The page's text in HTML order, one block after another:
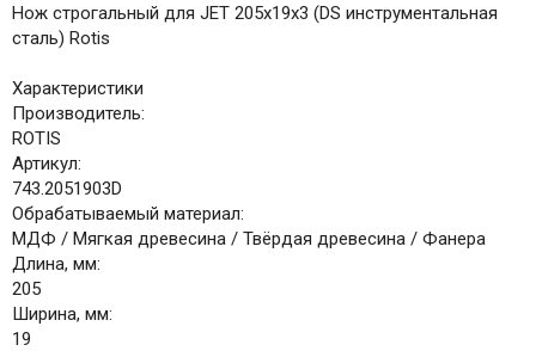
Нож строгальный для JET 205х19х3 (DS инструментальная
сталь) Rotis
Характеристики
Производитель:
ROTIS
Артикул:
743.2051903D
Обрабатываемый материал:
МДФ / Мягкая древесина / Твёрдая древесина / Фанера
Длина, мм:
205
Ширина, мм:
19